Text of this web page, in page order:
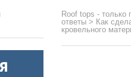
Roof tops - только
ответы > Как
кровельного